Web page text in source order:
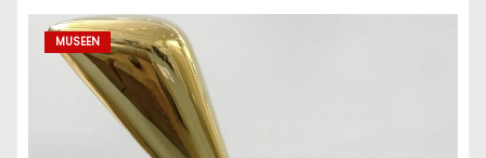
MUSEEN